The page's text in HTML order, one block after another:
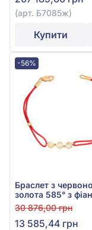
(арт. Б7085ж)
Купити
-56%
Браслет з
золота 585° з
куб.цирконієм, арт.
БС352и
30 876,00 грн
13 585,44 грн